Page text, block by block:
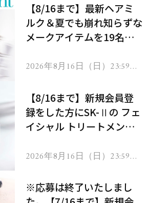
【8/16まで】最新ヘアミ
ルク＆夏でも崩れ知らずな
メークアイテムを19名様
2026年8月16日（日）23:59ま
【8/16まで】新規会員登
録をした方にSK-Ⅱの フェ
イシャル トリートメント
2026年8月16日（日）23:59ま
※応募は終了いたしまし